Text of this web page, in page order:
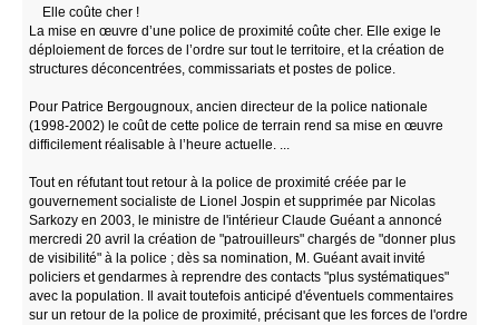
Elle coûte cher !
La mise en œuvre d’une police de proximité coûte cher. Elle exige le
déploiement de forces de l’ordre sur tout le territoire, et la création de
structures déconcentrées, commissariats et postes de police.
Pour Patrice Bergougnoux, ancien directeur de la police nationale
(1998-2002) le coût de cette police de terrain rend sa mise en œuvre
difficilement réalisable à l’heure actuelle. ...
Tout en réfutant tout retour à la police de proximité créée par le
gouvernement socialiste de Lionel Jospin et supprimée par Nicolas
Sarkozy en 2003, le ministre de l'intérieur Claude Guéant a annoncé
mercredi 20 avril la création de "patrouilleurs" chargés de "donner plus
de visibilité" à la police ; dès sa nomination, M. Guéant avait invité
policiers et gendarmes à reprendre des contacts "plus systématiques"
avec la population. Il avait toutefois anticipé d'éventuels commentaires
sur un retour de la police de proximité, précisant que les forces de l'ordre